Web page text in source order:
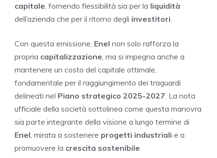
capitale , fornendo flessibilità sia per la liquidità
dell’azienda che per il ritorno degli investitori
Con questa emissione, Enel non solo rafforza la
propria capitalizzazione , ma si impegna anche a
mantenere un costo del capitale ottimale,
fondamentale per il raggiungimento dei traguardi
delineati nel Piano strategico 2025-2027 . La nota
ufficiale della società sottolinea come questa manovra
sia parte integrante della visione a lungo termine di
Enel , mirata a sostenere progetti industriali e a
promuovere la crescita sostenibile